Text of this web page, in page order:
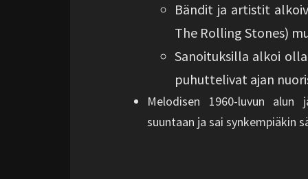
Bändit ja artistit
The Rolling Stones)
Sanoituksilla alkoi
puhuttelivat ajan
Melodisen 1960-luvun alun
suuntaan ja sai synkempiäkin